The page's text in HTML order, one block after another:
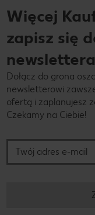
Więcej
zapisz się
Dołącz do grona
newsletterowi
ofertą i zaplanujesz
Czekamy na Ciebie!